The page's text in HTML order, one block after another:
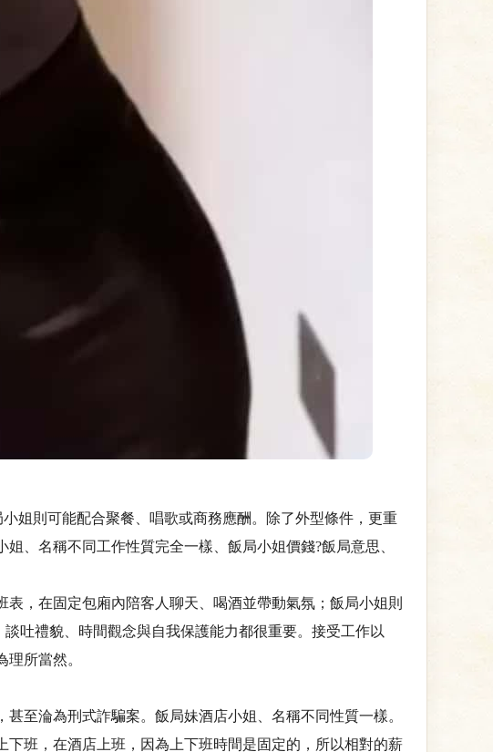
小姐則可能配合聚餐、唱歌或商務應酬。除了外型條件，更重
、名稱不同工作性質完全一樣、飯局小姐價錢?飯局意思、
，在固定包廂內陪客人聊天、喝酒並帶動氣氛；飯局小姐則
吐禮貌、時間觀念與自我保護能力都很重要。接受工作以
所當然。
至淪為刑式詐騙案。飯局妹酒店小姐、名稱不同性質一樣。
班，在酒店上班，因為上下班時間是固定的，所以相對的薪